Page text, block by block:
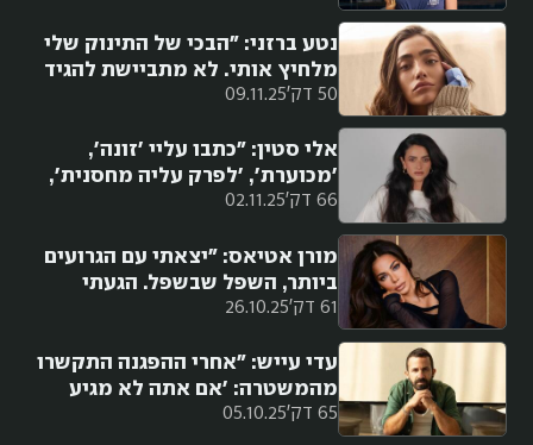
50 דק' 09.11.25
נטע ברזני: "הבכי של התינוק שלי
מלחיץ אותי. לא מתביישת להגיד
שאני לא נשארת איתו לבד בבית"
66 דק' 02.11.25
אלי סטין: "כתבו עליי 'זונה',
'מכוערת', 'לפרק עליה מחסנית',
משגרים עליי מלא איומים ברצח"
61 דק' 26.10.25
מורן אטיאס: "יצאתי עם הגרועים
ביותר, השפל שבשפל. הגעתי
למצב ש'העיקר שיהיה אבא'. מזל
65 דק' 05.10.25
עדי עייש: "אחרי ההפגנה התקשרו
מהמשטרה: 'אם אתה לא מגיע
עכשיו, אנחנו באים עם בולשת